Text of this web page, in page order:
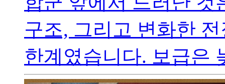
구조, 그리고 변화한
한계였습니다. 보급은